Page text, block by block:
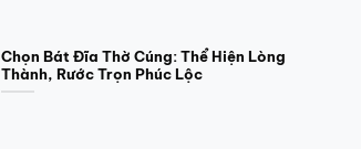
Chọn Bát Đĩa Thờ Cúng: Thể Hiện Lòng
Thành, Rước Trọn Phúc Lộc